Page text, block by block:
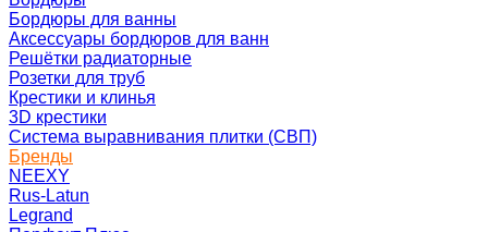
Бордюры для ванны
Аксессуары бордюров для ванн
Решётки радиаторные
Розетки для труб
Крестики и клинья
3D крестики
Система выравнивания плитки (СВП)
Бренды
NEEXY
Rus-Latun
Legrand